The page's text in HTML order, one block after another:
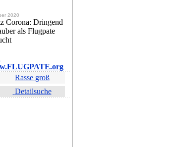
2020
Corona: Dringend
als Flugpate
Rasse groß
Detailsuche